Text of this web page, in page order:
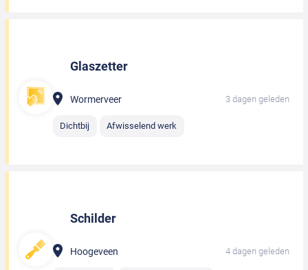
Glaszetter
Wormerveer 3 dagen geleden
Dichtbij Afwisselend werk
Schilder
Hoogeveen 4 dagen geleden